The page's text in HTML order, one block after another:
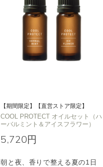
【期間限定】【直営ストア限定】
COOL PROTECT オイルセット（ハ
ーバルミント＆アイスフラワー）
5,720円
朝と夜、香りで整える夏の1日